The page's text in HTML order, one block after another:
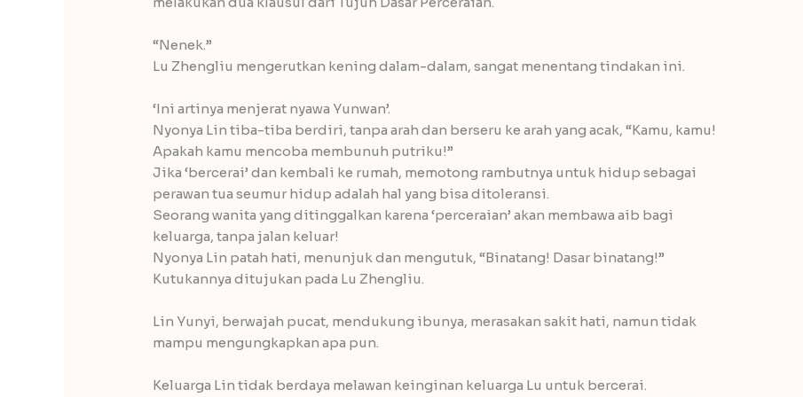
“Nenek.”
Lu Zhengliu mengerutkan kening dalam-dalam, sangat menentang tindakan ini.
‘Ini artinya menjerat nyawa Yunwan’.
Nyonya Lin tiba-tiba berdiri, tanpa arah dan berseru ke arah yang acak, “Kamu, kamu!
Apakah kamu mencoba membunuh putriku!”
Jika ‘bercerai’ dan kembali ke rumah, memotong rambutnya untuk hidup sebagai
perawan tua seumur hidup adalah hal yang bisa ditoleransi.
Seorang wanita yang ditinggalkan karena ‘perceraian’ akan membawa aib bagi
keluarga, tanpa jalan keluar!
Nyonya Lin patah hati, menunjuk dan mengutuk, “Binatang! Dasar binatang!”
Kutukannya ditujukan pada Lu Zhengliu.
Lin Yunyi, berwajah pucat, mendukung ibunya, merasakan sakit hati, namun tidak
mampu mengungkapkan apa pun.
Keluarga Lin tidak berdaya melawan keinginan keluarga Lu untuk bercerai.